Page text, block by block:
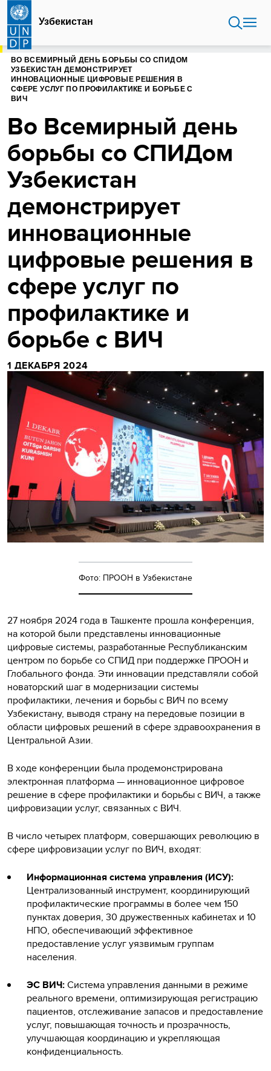
Перейти
основному
содержанию
Узбекистан
ГЛАВНАЯ
ВО ВСЕМИРНЫЙ ДЕНЬ БОРЬБЫ СО СПИДОМ
УЗБЕКИСТАН ДЕМОНСТРИРУЕТ
ИННОВАЦИОННЫЕ ЦИФРОВЫЕ РЕШЕНИЯ В
СФЕРЕ УСЛУГ ПО ПРОФИЛАКТИКЕ И БОРЬБЕ С
ВИЧ
Во Всемирный день
борьбы со СПИДом
Узбекистан
демонстрирует
инновационные
цифровые решения в
сфере услуг по
профилактике и
борьбе с ВИЧ
1 ДЕКАБРЯ 2024
Фото: ПРООН в Узбекистане
27 ноября 2024 года в Ташкенте прошла конференция,
на которой были представлены инновационные
цифровые системы, разработанные Республиканским
центром по борьбе со СПИД при поддержке ПРООН и
Глобального фонда. Эти инновации представляли собой
новаторский шаг в модернизации системы
профилактики, лечения и борьбы с ВИЧ по всему
Узбекистану, выводя страну на передовые позиции в
области цифровых решений в сфере здравоохранения в
Центральной Азии.
В ходе конференции была продемонстрирована
электронная платформа — инновационное цифровое
решение в сфере профилактики и борьбы с ВИЧ, а также
цифровизации услуг, связанных с ВИЧ.
В число четырех платформ, совершающих революцию в
сфере цифровизации услуг по ВИЧ, входят:
Информационная система управления (ИСУ):
Централизованный инструмент, координирующий
профилактические программы в более чем 150
пунктах доверия, 30 дружественных кабинетах и 10
НПО, обеспечивающий эффективное
предоставление услуг уязвимым группам
населения.
ЭС ВИЧ:Система управления данными в режиме
реального времени, оптимизирующая регистрацию
пациентов, отслеживание запасов и предоставление
услуг, повышающая точность и прозрачность,
улучшающая координацию и укрепляющая
конфиденциальность.